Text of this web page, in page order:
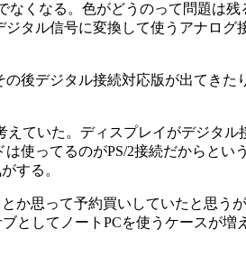
くなる。色がどうのって問題は残
タル信号に変換して使うアナログ
後デジタル接続対応版が出てきた
ていた。ディスプレイがデジタル
使ってるのがPS/2接続だからと
する。
か思って予約買いしていたと思う
としてノートPCを使うケースが増